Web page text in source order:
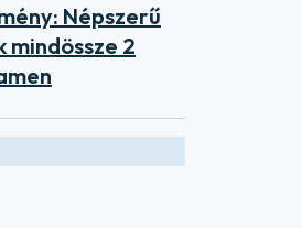
Népszerű
mindössze 2